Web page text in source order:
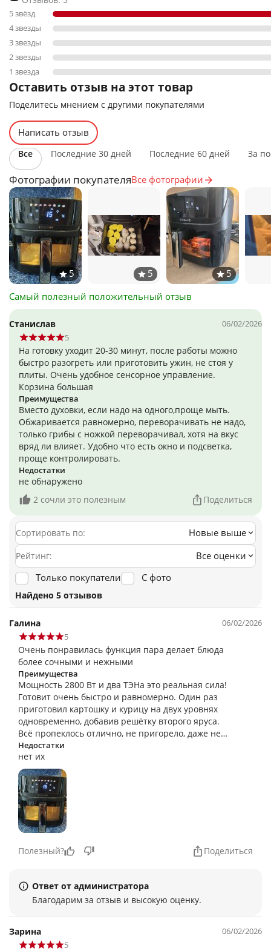
5 звёзд
4 звезды
3 звезды
2 звезды
1 звезда
Оставить отзыв на этот товар
Поделитесь мнением с другими покупателями
Написать отзыв
Все Последние 30 дней Последние 60 дней За
Фотографии покупателяВсе фотографии
Самый полезный положительный отзыв
Станислав
06/02/2026
5
На готовку уходит 20-30 минут, после работы можно
быстро разогреть или приготовить ужин, не стоя у
плиты. Очень удобное сенсорное управление.
Корзина большая
Преимущества
Вместо духовки, если надо на одного,проще мыть.
Обжаривается равномерно, переворачивать не надо,
только грибы с ножкой переворачивал, хотя на вкус
вряд ли влияет. Удобно что есть окно и подсветка,
проще контролировать.
Недостатки
не обнаружено
2 сочли это полезным
Поделиться
Сортировать по: Новые выше
Рейтинг:
Все оценки
Только покупатели
С фото
Найдено 5 отзывов
Галина
06/02/2026
5
Очень понравилась функция пара делает блюда
более сочными и нежными
Преимущества
Мощность 2800 Вт и два ТЭНа это реальная сила!
Готовит очень быстро и равномерно. Один раз
приготовил картошку и курицу на двух уровнях
одновременно, добавив решётку второго яруса.
Всё пропеклось отлично, не пригорело, даже не
пришлось перемешивать.
Недостатки
нет их
Полезный? Поделиться
Ответ от администратора
Благодарим за отзыв и высокую оценку.
Зарина
06/02/2026
5